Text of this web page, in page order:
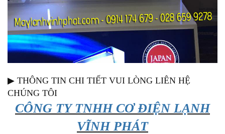
▶ THÔNG TIN CHI TIẾT VUI LÒNG LIÊN HỆ
CHÚNG TÔI
CÔNG TY TNHH CƠ ĐIỆN LẠNH
VĨNH PHÁT